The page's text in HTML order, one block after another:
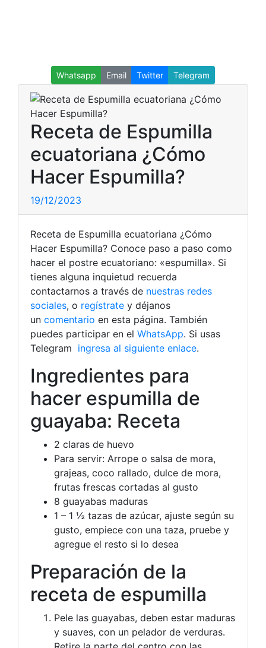
Whatsapp Email Twitter Telegram
Receta de Espumilla
ecuatoriana ¿Cómo
Hacer Espumilla?
19/12/2023
Receta de Espumilla ecuatoriana ¿Cómo
Hacer Espumilla? Conoce paso a paso como
hacer el postre ecuatoriano: «espumilla». Si
tienes alguna inquietud recuerda
contactarnos a través de nuestras redes
sociales, o regístrate y déjanos
un comentario en esta página. También
puedes participar en el WhatsApp. Si usas
Telegram ingresa al siguiente enlace.
Ingredientes para
hacer espumilla de
guayaba: Receta
2 claras de huevo
Para servir: Arrope o salsa de mora,
grajeas, coco rallado, dulce de mora,
frutas frescas cortadas al gusto
8 guayabas maduras
1 – 1 ½ tazas de azúcar, ajuste según su
gusto, empiece con una taza, pruebe y
agregue el resto si lo desea
Preparación de la
receta de espumilla
Pele las guayabas, deben estar maduras
y suaves, con un pelador de verduras.